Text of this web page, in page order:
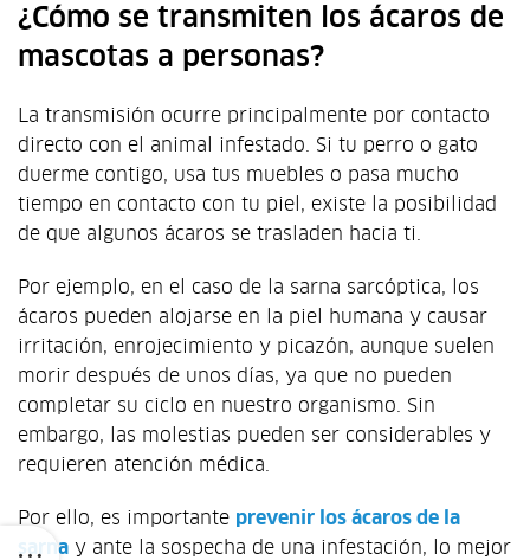
¿Cómo se transmiten los ácaros de
mascotas a personas?
La transmisión ocurre principalmente por contacto
directo con el animal infestado. Si tu perro o gato
duerme contigo, usa tus muebles o pasa mucho
tiempo en contacto con tu piel, existe la posibilidad
de que algunos ácaros se trasladen hacia ti.
Por ejemplo, en el caso de la sarna sarcóptica, los
ácaros pueden alojarse en la piel humana y causar
irritación, enrojecimiento y picazón, aunque suelen
morir después de unos días, ya que no pueden
completar su ciclo en nuestro organismo. Sin
embargo, las molestias pueden ser considerables y
requieren atención médica.
Por ello, es importante prevenir los ácaros de la
sarna y ante la sospecha de una infestación, lo mejor